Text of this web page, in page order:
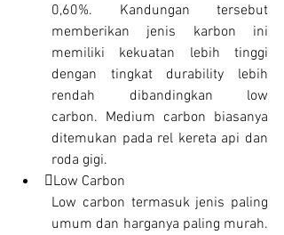
0,60%. Kandungan tersebut
memberikan jenis karbon ini
memiliki kekuatan lebih tinggi
dengan tingkat durability lebih
rendah dibandingkan low
carbon. Medium carbon biasanya
ditemukan pada rel kereta api dan
roda gigi.
Low Carbon
Low carbon termasuk jenis paling
umum dan harganya paling murah.